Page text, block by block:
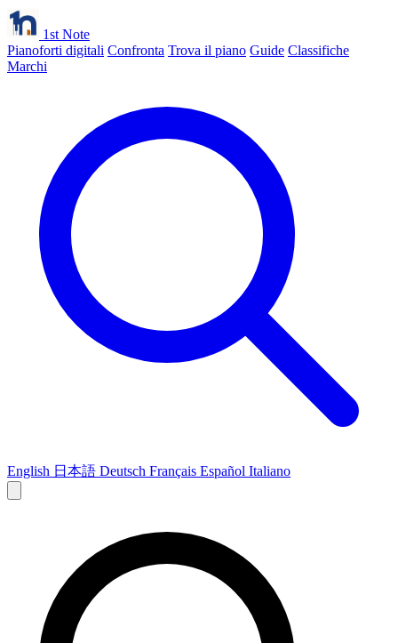
1st Note
Pianoforti digitali Confronta Trova il piano Guide Classifiche
Marchi
English 日本語 Deutsch Français Español Italiano